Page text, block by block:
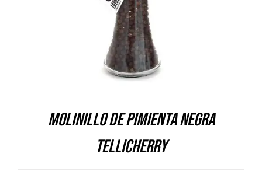
Molinillo de Pimienta Negra
Tellicherry